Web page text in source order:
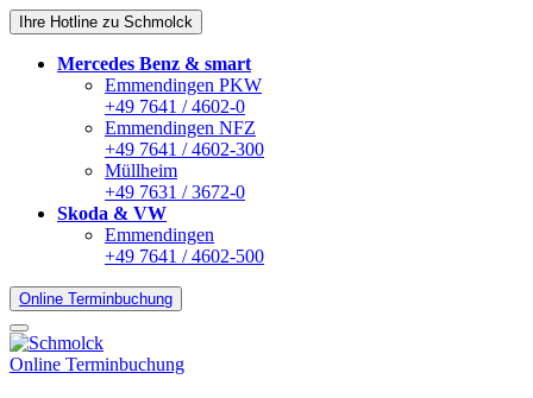
Ihre Hotline zu Schmolck
Mercedes Benz & smart
Emmendingen PKW
+49 7641 / 4602-0
Emmendingen NFZ
+49 7641 / 4602-300
Müllheim
+49 7631 / 3672-0
Skoda & VW
Emmendingen
+49 7641 / 4602-500
Online Terminbuchung
Online Terminbuchung